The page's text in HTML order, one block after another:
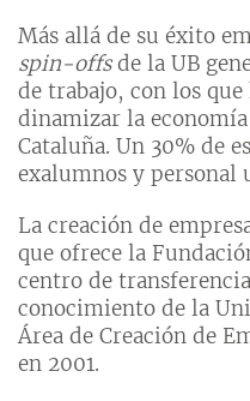
Más allá de su éxito
spin-offsde la UB
de trabajo, con los
dinamizar la
Cataluña. Un 30% de
exalumnos y personal
La creación de
que ofrece la
centro de
conocimiento de la
Área de Creación de
en 2001.